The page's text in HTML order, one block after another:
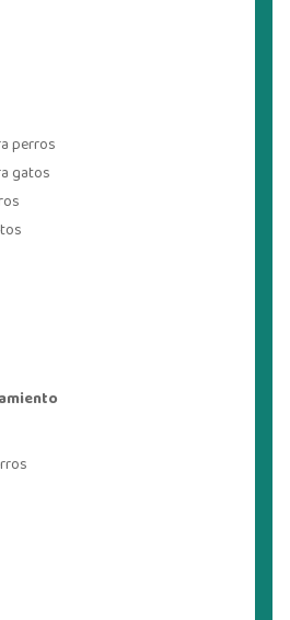
perros
gatos